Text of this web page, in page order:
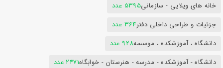
خانه های ویلایی - سازمانی5395 عدد
جزئیات و طراحی داخلی دفتر364 عدد
دانشگاه ، آموزشکده ، موسسه928 عدد
دانشگاه - آموزشکده - مدرسه - هنرستان - خوابگاه2471 عدد